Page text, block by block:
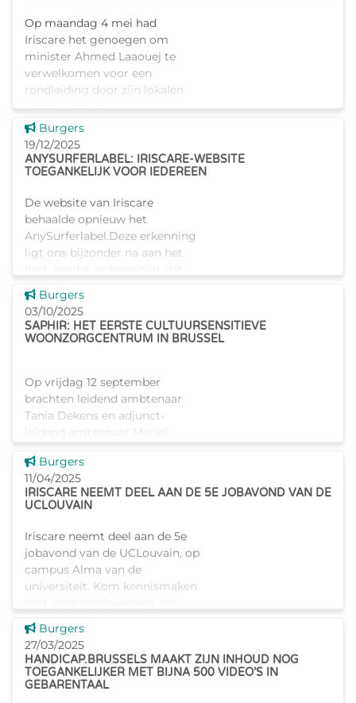
Op maandag 4 mei had
Iriscare het genoegen om
minister Ahmed Laaouej te
verwelkomen voor een
rondleiding door zijn lokalen
en zijn organisatie en
opdrachten toe te lichten. De
minister werd verwel
Dit nieuws tonen
Burgers
19/12/2025
ANYSURFERLABEL: IRISCARE-WEBSITE
TOEGANKELIJK VOOR IEDEREEN
De website van Iriscare
behaalde opnieuw het
AnySurferlabel.Deze erkenning
ligt ons bijzonder na aan het
onze webstek toegankelijk en
overzichtelijk is voor alle
gebruike
Dit nieuws tonen
Burgers
03/10/2025
SAPHIR: HET EERSTE CULTUURSENSITIEVE
WOONZORGCENTRUM IN BRUSSEL
Op vrijdag 12 september
brachten leidend ambtenaar
Tania Dekens en adjunct-
leidend ambtenaar Muriel
woonzorgcentrum Saphir in
Laken. Dit centrum laat zien
hoe zorg en diversitei
Dit nieuws tonen
Burgers
11/04/2025
IRISCARE NEEMT DEEL AAN DE 5E JOBAVOND VAN DE
UCLOUVAIN
Iriscare neemt deel aan de 5e
jobavond van de UCLouvain, op
campus Alma van de
universiteit. Kom kennismaken
meer te weten te komen over
Iriscare en onze
carrièremogelijkh
Dit nieuws tonen
Burgers
27/03/2025
HANDICAP.BRUSSELS MAAKT ZIJN INHOUD NOG
TOEGANKELIJKER MET BIJNA 500 VIDEO’S IN
GEBARENTAAL